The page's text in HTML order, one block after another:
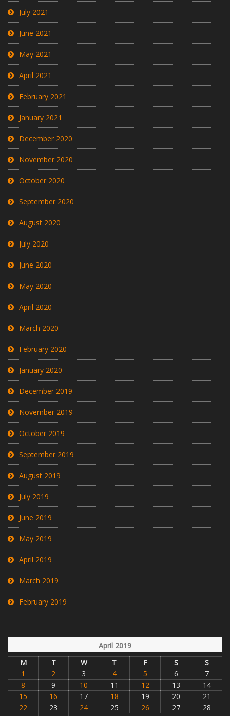
July 2021
June 2021
May 2021
April 2021
February 2021
January 2021
December 2020
November 2020
October 2020
September 2020
August 2020
July 2020
June 2020
May 2020
April 2020
March 2020
February 2020
January 2020
December 2019
November 2019
October 2019
September 2019
August 2019
July 2019
June 2019
May 2019
April 2019
March 2019
February 2019
April 2019
M
T W T F S
S
1
2 3 4 5 6
7
8
9 10 11 12 13
14
15
16 17 18 19 20
21
22
23 24 25 26 27
28